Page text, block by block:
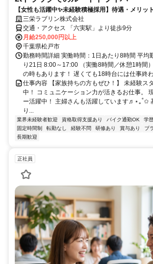
【女性も活躍中✨未経験積極採用】待遇・メリッ
三栄ラブリン株式会社
交通・アクセス 「六実駅」より徒歩9分
月給250,000円以上
千葉県松戸市
勤務時間詳細 実働時間：1日あたり8時間 平均
り21日 8:00～17:00 （実働8時間／休憩1時間
の時もあります！ 遅くても18時台には仕事終わ
仕事内容 【家族持ちの方もぜひ！】 未経験ス
中！ コミュニケーション力が活きるお仕事。
ー活躍中！ 主婦さんも活躍しています♬⋆｡˚✩
り...
業界未経験者歓迎 資格取得支援あり バイク通勤OK 学
固定時間制
転勤なし 経験不問 研修あり 賞与あり ブ
長期歓迎
正社員